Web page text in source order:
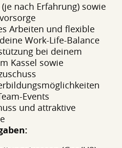
nach Erfahrung) sowie
Arbeiten und flexible
Work-Life-Balance
bei deinem
Kassel sowie
Events
und attraktive